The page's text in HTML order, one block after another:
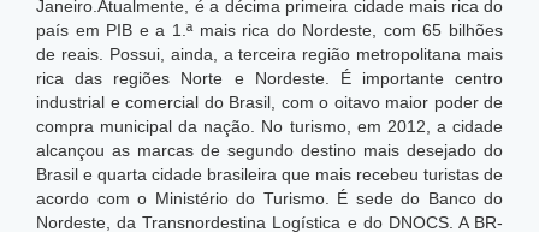
Janeiro.Atualmente, é a décima primeira cidade mais rica do
país em PIB e a 1.ª mais rica do Nordeste, com 65 bilhões
de reais.
Possui, ainda, a terceira região metropolitana mais
rica das regiões Norte e Nordeste. É importante centro
industrial e comercial do Brasil, com o oitavo maior poder de
compra municipal da nação. No turismo, em 2012, a cidade
alcançou as marcas de segundo destino mais desejado do
Brasil e quarta cidade brasileira que mais recebeu turistas de
acordo com o Ministério do Turismo. É sede do Banco do
Nordeste, da Transnordestina Logística e do DNOCS. A BR-